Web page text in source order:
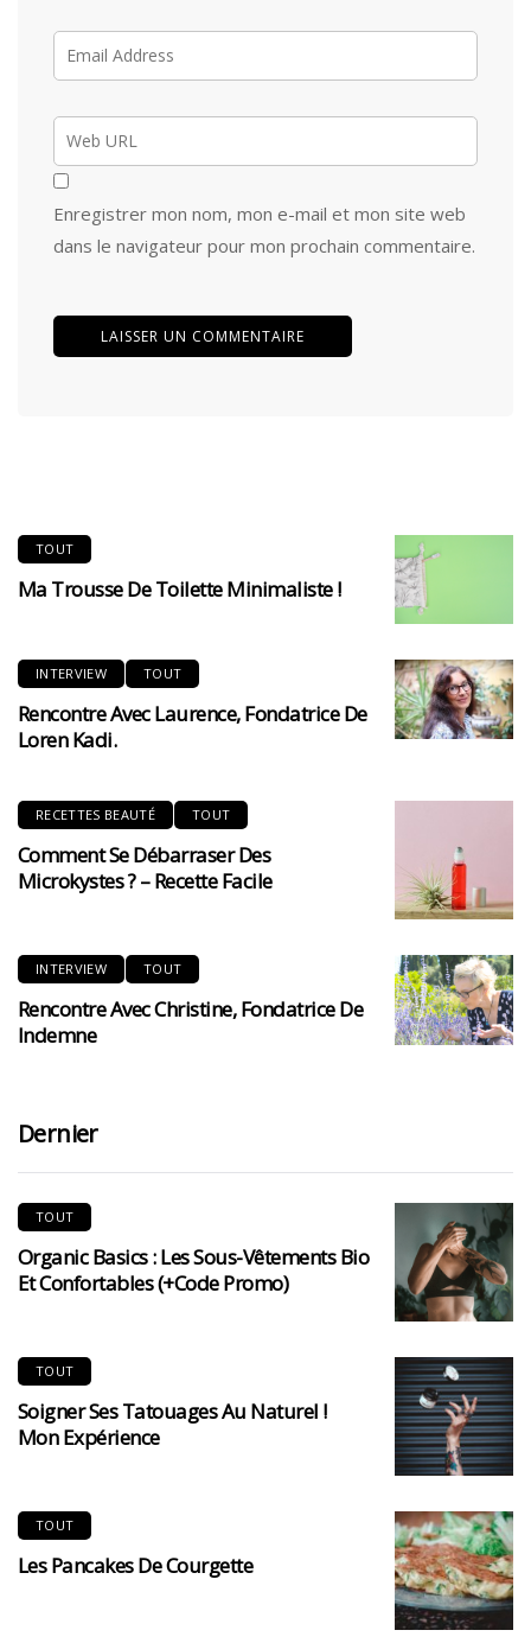
Enregistrer mon nom, mon e-mail et mon site web
dans le navigateur pour mon prochain commentaire.
TOUT
Ma Trousse De Toilette Minimaliste !
INTERVIEW TOUT
Rencontre Avec Laurence, Fondatrice De
Loren Kadi.
RECETTES BEAUTÉ TOUT
Comment Se Débarraser Des
Microkystes ? – Recette Facile
INTERVIEW TOUT
Rencontre Avec Christine, Fondatrice De
Indemne
Dernier
TOUT
Organic Basics : Les Sous-Vêtements Bio
Et Confortables (+code Promo)
TOUT
Soigner Ses Tatouages Au Naturel !
Mon Expérience
TOUT
Les Pancakes De Courgette